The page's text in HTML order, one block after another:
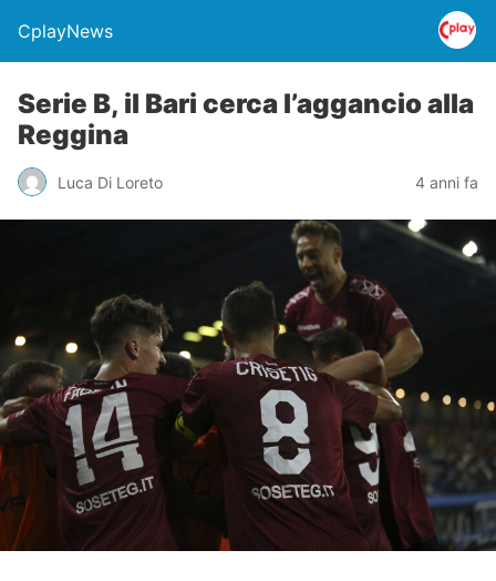
CplayNews
Serie B, il Bari cerca l’aggancio alla
Reggina
Luca Di Loreto 4 anni fa